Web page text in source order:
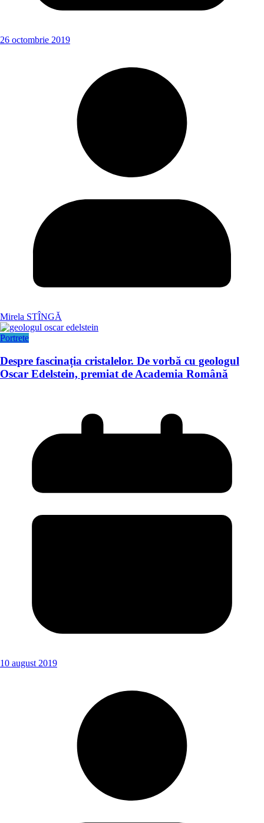
26 octombrie 2019
Mirela STÎNGĂ
Portrete
Despre fascinația cristalelor. De vorbă cu geologul
Oscar Edelstein, premiat de Academia Română
10 august 2019